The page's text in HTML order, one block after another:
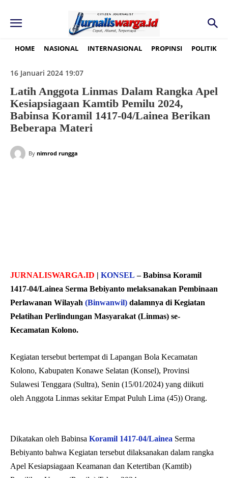
HOME NASIONAL INTERNASIONAL PROPINSI POLITIK
16 Januari 2024 19:07
Latih Anggota Linmas Dalam Rangka Apel
Kesiapsiagaan Kamtib Pemilu 2024,
Babinsa Koramil 1417-04/Lainea Berikan
Beberapa Materi
By nimrod rungga
JURNALISWARGA.ID | KONSEL –Babinsa Koramil
1417-04/Lainea Serma Bebiyanto melaksanakan Pembinaan
Perlawanan Wilayah (Binwanwil) dalamnya di Kegiatan
Pelatihan Perlindungan Masyarakat (Linmas) se-
Kecamatan Kolono.
Kegiatan tersebut bertempat di Lapangan Bola Kecamatan
Kolono, Kabupaten Konawe Selatan (Konsel), Provinsi
Sulawesi Tenggara (Sultra), Senin (15/01/2024) yang diikuti
oleh Anggota Linmas sekitar Empat Puluh Lima (45)) Orang.
Dikatakan oleh Babinsa Koramil 1417-04/Lainea Serma
Bebiyanto bahwa Kegiatan tersebut dilaksanakan dalam rangka
Apel Kesiapsiagaan Keamanan dan Ketertiban (Kamtib)